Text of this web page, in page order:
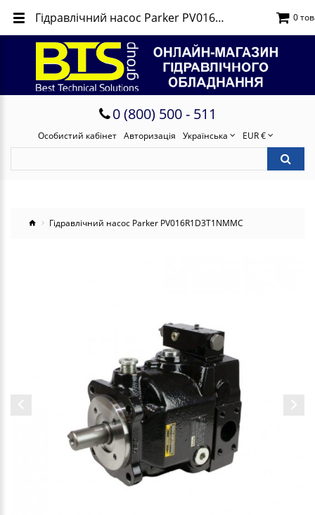
0 (800) 500 - 511
Особистий кабінет Авторизація Українська EUR €
0
Гідравлічний насос Parker PV016R1D3T1NMMC
Гідравлічний насос Parker PV016R1D3T1NMMC